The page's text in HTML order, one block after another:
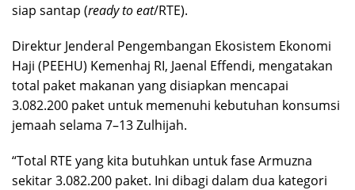
siap santap (ready to eat/RTE).
Direktur Jenderal Pengembangan Ekosistem Ekonomi
Haji (PEEHU) Kemenhaj RI, Jaenal Effendi, mengatakan
total paket makanan yang disiapkan mencapai
3.082.200 paket untuk memenuhi kebutuhan konsumsi
jemaah selama 7–13 Zulhijah.
“Total RTE yang kita butuhkan untuk fase Armuzna
sekitar 3.082.200 paket. Ini dibagi dalam dua kategori